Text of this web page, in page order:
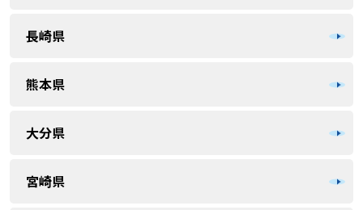
長崎県
熊本県
大分県
宮崎県